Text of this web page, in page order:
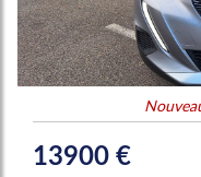
13900 €